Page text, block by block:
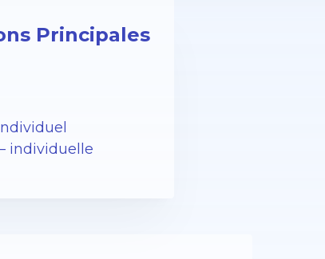
Principales
individuelle